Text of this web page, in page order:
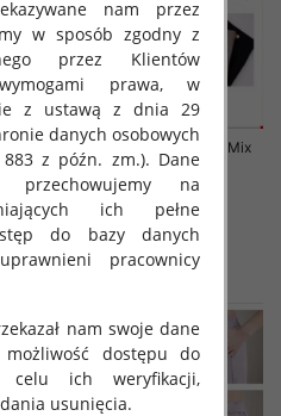
Szorty damskie Roz S-XL, Mix
Kolor Paczka 12 szt
18.00 zł
szczegóły
nam przez
w sposób zgodny z
przez Klientów
prawa, w
z ustawą z dnia 29
danych osobowych
z późn. zm.). Dane
przechowujemy na
ich pełne
do bazy danych
pracownicy
nam swoje dane
dostępu do
ich weryfikacji,
usunięcia.